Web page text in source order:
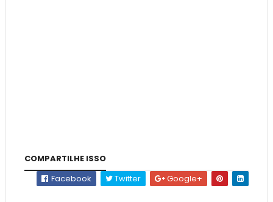
COMPARTILHE ISSO
Facebook
Twitter Google+